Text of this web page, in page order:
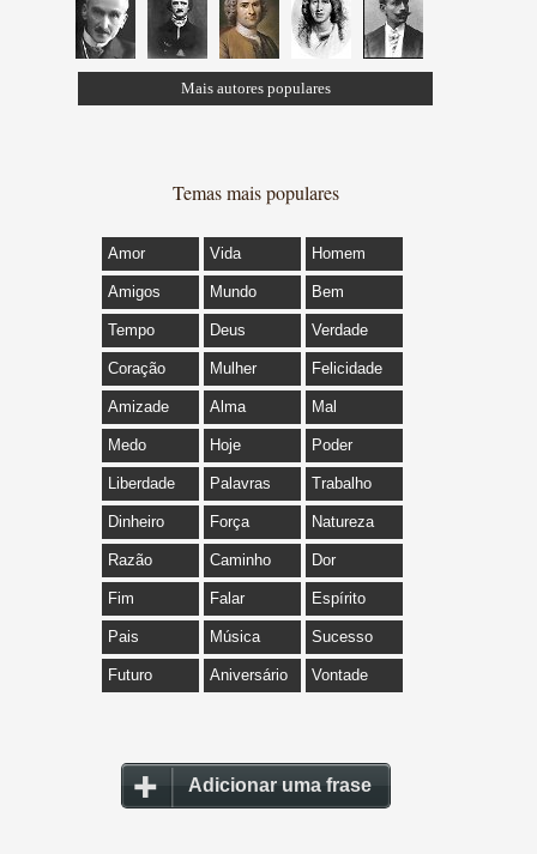
Mais autores populares
Temas mais populares
Amor Vida Homem
Amigos Mundo Bem
Tempo Deus Verdade
Coração Mulher Felicidade
Amizade Alma Mal
Medo Hoje Poder
Liberdade Palavras Trabalho
Dinheiro Força Natureza
Razão Caminho Dor
Fim Falar Espírito
Pais Música Sucesso
Futuro Aniversário Vontade
Adicionar uma frase